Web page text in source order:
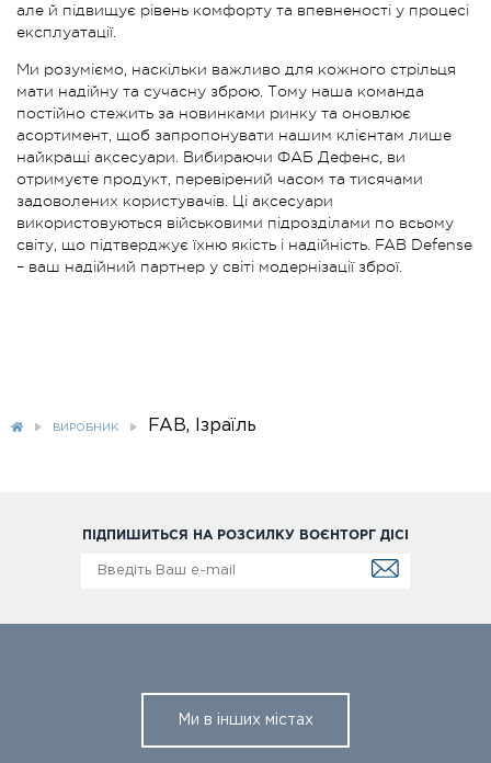
але й підвищує рівень комфорту та впевненості у процесі
експлуатації.
Ми розуміємо, наскільки важливо для кожного стрільця
мати надійну та сучасну зброю. Тому наша команда
постійно стежить за новинками ринку та оновлює
асортимент, щоб запропонувати нашим клієнтам лише
найкращі аксесуари. Вибираючи ФАБ Дефенс, ви
отримуєте продукт, перевірений часом та тисячами
задоволених користувачів. Ці аксесуари
використовуються військовими підрозділами по всьому
світу, що підтверджує їхню якість і надійність. FAB Defense
– ваш надійний партнер у світі модернізації зброї.
ВИРОБНИК FAB, Ізраїль
ПІДПИШИТЬСЯ НА РОЗСИЛКУ ВОЄНТОРГ ДІСІ
Ми в інших містах